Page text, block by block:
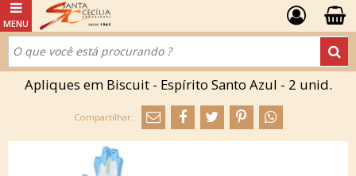
Apliques em Biscuit - Espírito Santo Azul - 2 unid.